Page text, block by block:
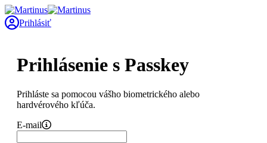
Prihlásiť
Prihlásenie s Passkey
Prihláste sa pomocou vášho biometrického alebo
hardvérového kľúča.
E-mail